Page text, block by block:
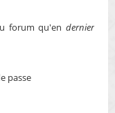
forum qu'en dernier
passe